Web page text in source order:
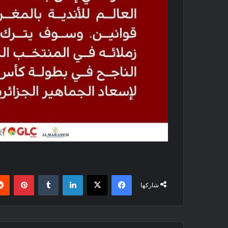
شاركها
فيسبوك ‫X لينكدإن